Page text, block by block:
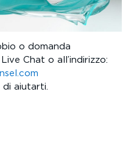
o domanda
Chat o all’indirizzo:
di aiutarti.